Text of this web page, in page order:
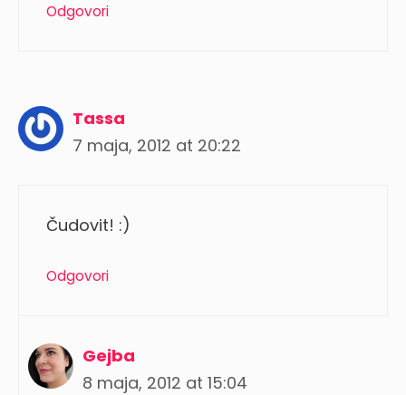
Odgovori
Tassa
7 maja, 2012 at 20:22
Čudovit! :)
Odgovori
Gejba
8 maja, 2012 at 15:04